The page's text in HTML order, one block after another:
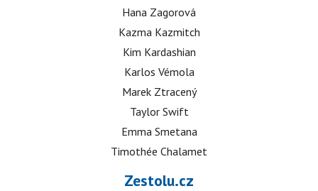
Hana Zagorová
Kazma Kazmitch
Kim Kardashian
Karlos Vémola
Marek Ztracený
Taylor Swift
Emma Smetana
Timothée Chalamet
Zestolu.cz